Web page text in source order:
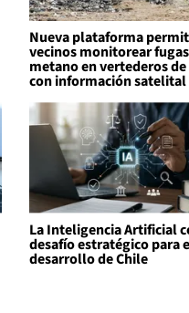
Nueva plataforma
vecinos monitorear
metano en vertederos
con información satelital
La Inteligencia Artificial
desafío estratégico para
desarrollo de Chile